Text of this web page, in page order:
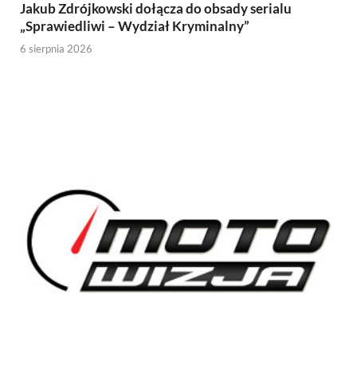
Jakub Zdrójkowski dołącza do obsady serialu
„Sprawiedliwi – Wydział Kryminalny”
6 sierpnia 2026